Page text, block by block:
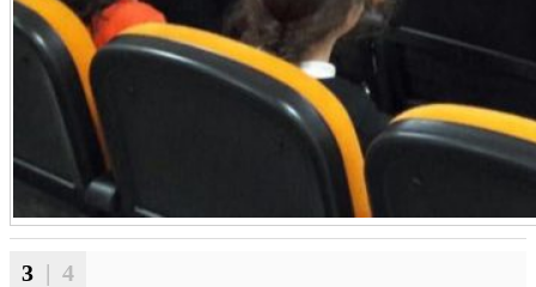
3 | 4